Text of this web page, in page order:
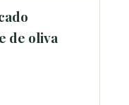
de oliva